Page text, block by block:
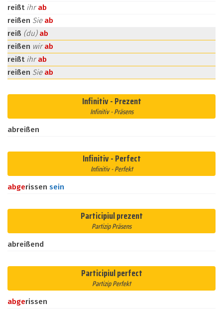
reißt ihrab
reißen Sie ab
reiß (du) ab
reißen wirab
reißt ihrab
reißen Sie ab
Infinitiv - Prezent
Infinitiv - Präsens
abreißen
Infinitiv - Perfect
Infinitiv - Perfekt
abgerissen sein
Participiul prezent
Partizip Präsens
abreißend
Participiul perfect
Partizip Perfekt
abgerissen